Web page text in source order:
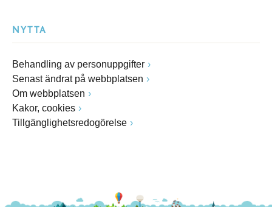
NYTTA
Behandling av personuppgifter
Senast ändrat på webbplatsen
Om webbplatsen
Kakor, cookies
Tillgänglighetsredogörelse